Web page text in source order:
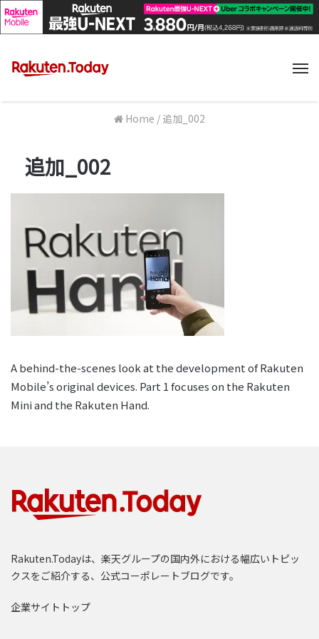
Home / 追加_002
追加_002
A behind-the-scenes look at the development of Rakuten
Mobile’s original devices. Part 1 focuses on the Rakuten
Mini and the Rakuten Hand.
Rakuten.Todayは、楽天グループの国内外における幅広いトピッ
クスをご紹介する、公式コーポレートブログです。
企業サイトトップ